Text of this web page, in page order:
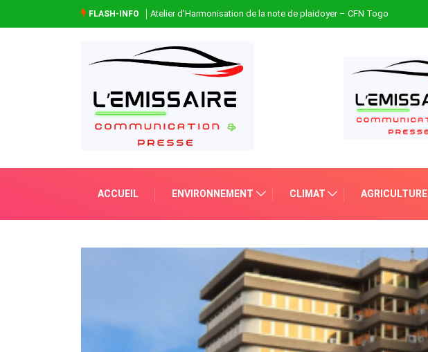
FLASH-INFO Atelier d’Harmonisation de la note de plaidoyer – CFN Togo
ACCUEIL ENVIRONNEMENT CLIMAT AGRICULTURE